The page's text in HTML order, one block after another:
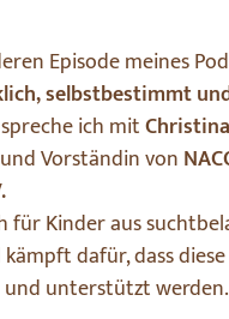
Episode meines
selbstbestimmt
spreche ich mit
Vorständin von
für Kinder aus
dafür, dass
und unterstützt werden.